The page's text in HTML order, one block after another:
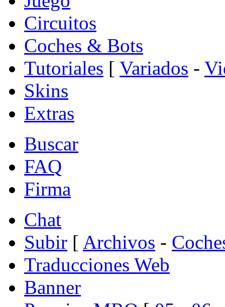
Circuitos
Coches & Bots
Tutoriales [ Variados -
Skins
Extras
Buscar
FAQ
Firma
Chat
Subir [ Archivos -
Traducciones Web
Banner